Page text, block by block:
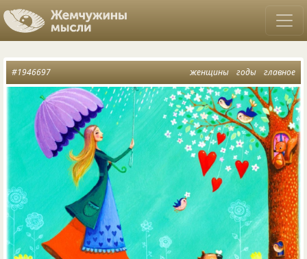
женщины годы главное
#1946697